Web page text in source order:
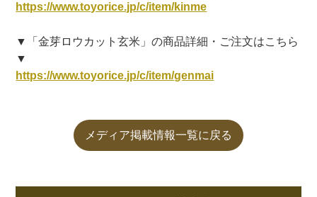
https://www.toyorice.jp/c/item/kinme
▼「金芽ロウカット玄米」の商品詳細・ご注文はこちら
▼
https://www.toyorice.jp/c/item/genmai
メディア掲載情報一覧に戻る